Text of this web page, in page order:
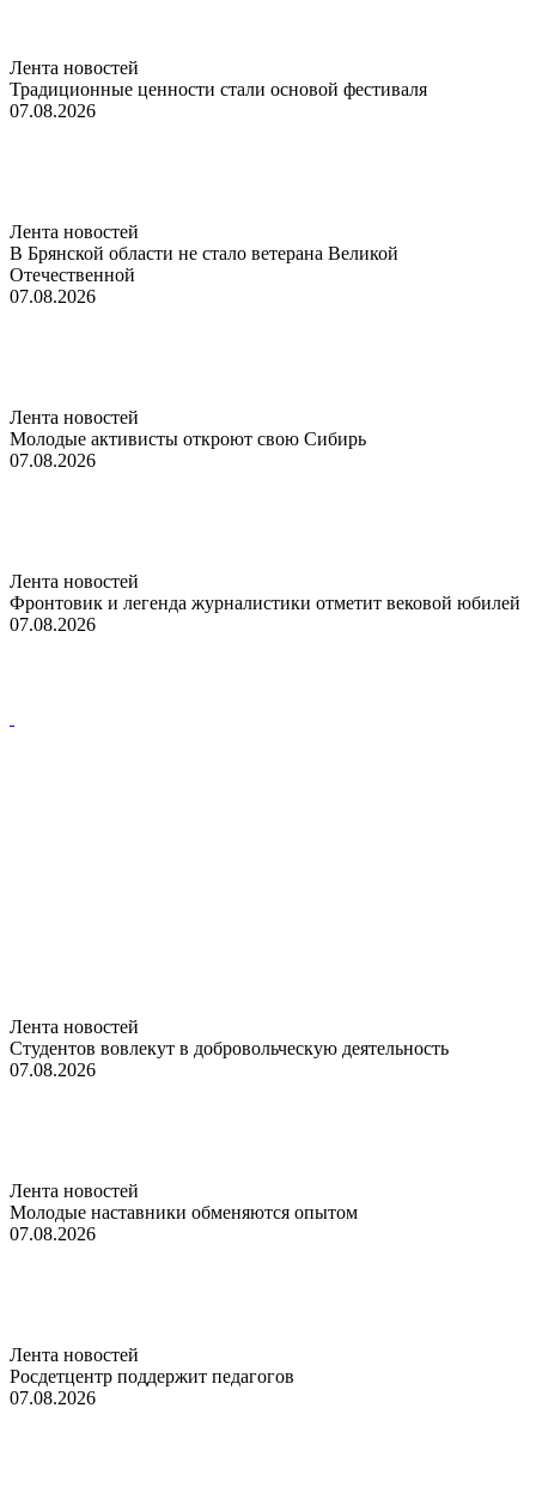
Лента новостей
Традиционные ценности стали основой фестиваля
07.08.2026
Лента новостей
В Брянской области не стало ветерана Великой
Отечественной
07.08.2026
Лента новостей
Молодые активисты откроют свою Сибирь
07.08.2026
Лента новостей
Фронтовик и легенда журналистики отметит вековой юбилей
07.08.2026
Лента новостей
Студентов вовлекут в добровольческую деятельность
07.08.2026
Лента новостей
Молодые наставники обменяются опытом
07.08.2026
Лента новостей
Росдетцентр поддержит педагогов
07.08.2026